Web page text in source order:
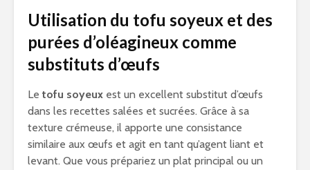
Utilisation du tofu soyeux et des
purées d’oléagineux comme
substituts d’œufs
Le tofu soyeux est un excellent substitut d’œufs
dans les recettes salées et sucrées. Grâce à sa
texture crémeuse, il apporte une consistance
similaire aux œufs et agit en tant qu’agent liant et
levant. Que vous prépariez un plat principal ou un